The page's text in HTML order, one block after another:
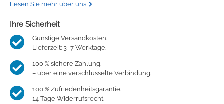
Lesen Sie mehr über uns
Ihre Sicherheit
Günstige Versandkosten.
Lieferzeit: 3–7 Werktage.
100 % sichere Zahlung.
– über eine verschlüsselte Verbindung.
100 % Zufriedenheitsgarantie.
14 Tage Widerrufsrecht.